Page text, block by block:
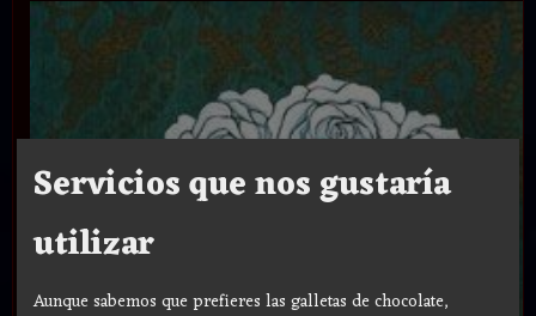
Servicios que nos gustaría
utilizar
Aunque sabemos que prefieres las galletas de chocolate,